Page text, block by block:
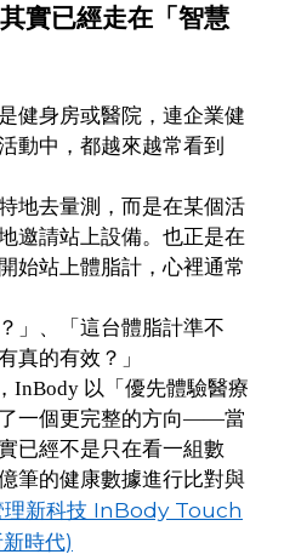
實已經走在「智慧
健身房或醫院，連企業健
動中，都越來越常看到
地去量測，而是在某個活
邀請站上設備。也正是在
始站上體脂計，心裡通常
」、「這台體脂計準不
真的有效？」
InBody 以「優先體驗醫療
一個更完整的方向——當
已經不是只在看一組數
筆的健康數據進行比對與
理新科技 InBody Touch
時代)